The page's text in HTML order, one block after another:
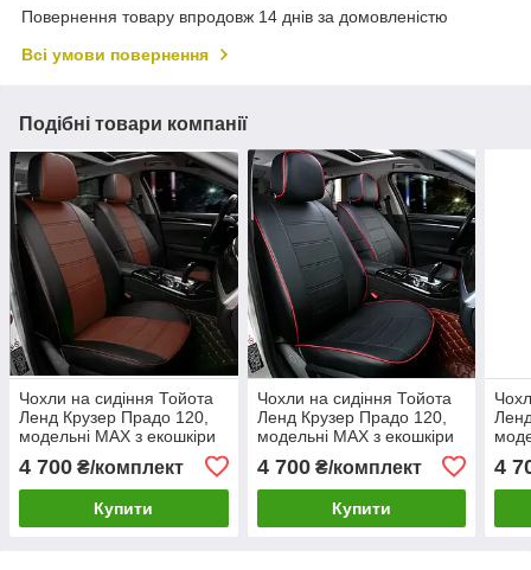
Повернення товару впродовж 14 днів за домовленістю
Всі умови повернення
Подібні товари компанії
Чохли на сидіння Тойота
Ленд Крузер Прадо 120,
модельні MAX з екошкіри
4 700 ₴/комплект
Купити
Чохли на сидіння Тойота
Ленд Крузер Прадо 120,
модельні MAX з екошкіри
4 700₴/комплект
Купити
4